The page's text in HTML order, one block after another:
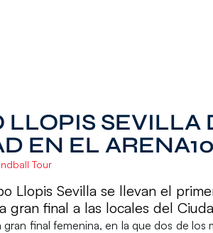
LLOPIS SEVILLA
EN EL
Tour
Llopis Sevilla se llevan el
gran final a las locales del
gran final femenina, en la que dos de